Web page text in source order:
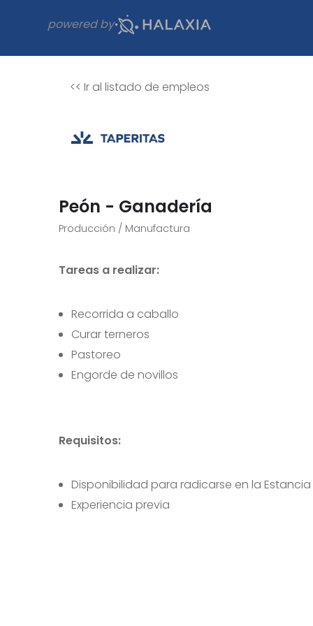
powered by
<< Ir al listado de empleos
Peón - Ganadería
Producción / Manufactura
Tareas a realizar:
Recorrida a caballo
Curar terneros
Pastoreo
Engorde de novillos
Requisitos:
Disponibilidad para radicarse en la
Experiencia previa